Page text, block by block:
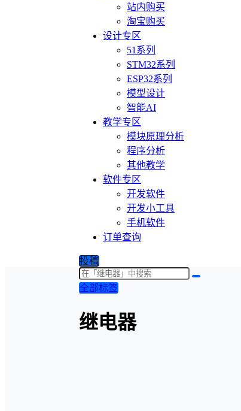
站内购买
淘宝购买
设计专区
51系列
STM32系列
ESP32系列
模型设计
智能AI
教学专区
模块原理分析
程序分析
其他教学
软件专区
开发软件
开发小工具
手机软件
订单查询
投稿
全部标签
继电器